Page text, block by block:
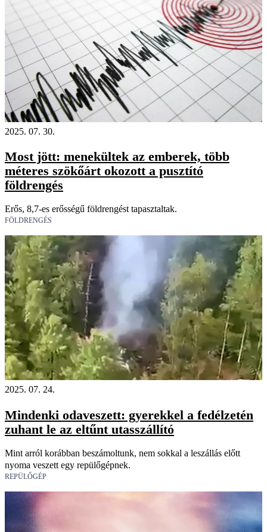
2025. 07. 30.
Most jött: menekültek az emberek, több
méteres szökőárt okozott a pusztító
földrengés
Erős, 8,7-es erősségű földrengést tapasztaltak.
FÖLDRENGÉS
2025. 07. 24.
Mindenki odaveszett: gyerekkel a fedélzetén
zuhant le az eltűnt utasszállító
Mint arról korábban beszámoltunk, nem sokkal a leszállás előtt
nyoma veszett egy repülőgépnek.
REPÜLŐGÉP